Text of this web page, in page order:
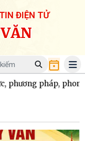
ĐIỆN TỬ
pháp, phong cách